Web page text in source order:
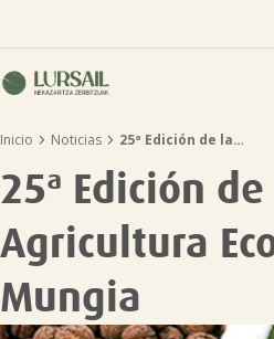
Quiénes somos
Servicios ganadería
Inicio  Noticias  25ª Edición de la…
25ª Edición
Agricultura
Mungia